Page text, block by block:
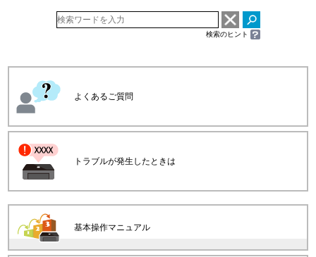
検索のヒント
よくあるご質問
トラブルが発生したときは
基本操作マニュアル